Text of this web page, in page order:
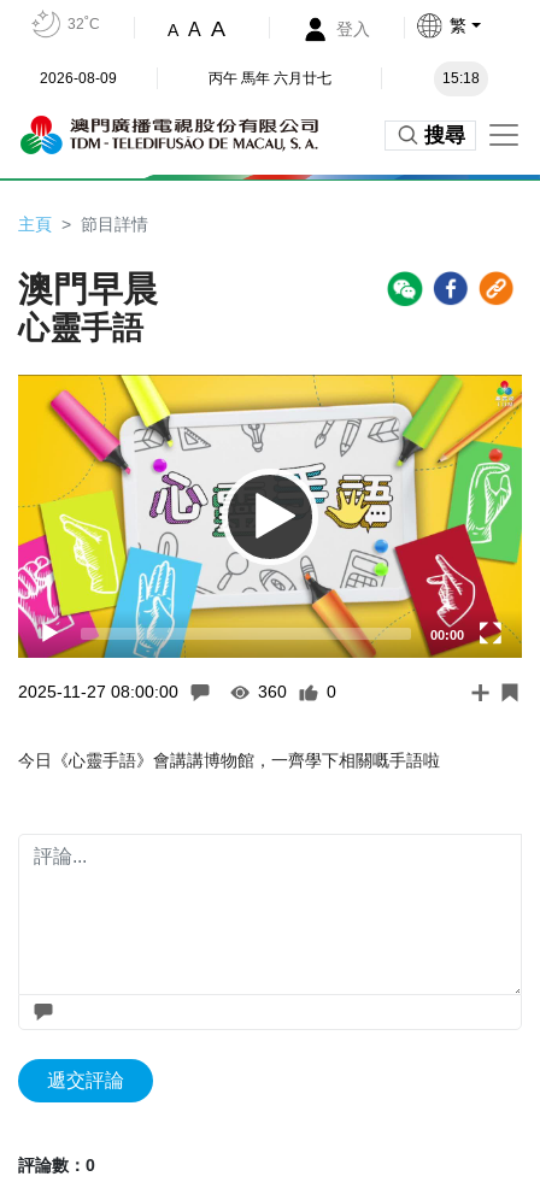
32˚C A A A 登入 繁
2026-08-09 丙午 馬年 六月廿七 15:18
搜尋
主頁 節目詳情
澳門早晨
心靈手語
Video
Player
00:00
2025-11-27 08:00:00 360 0
今日《心靈手語》會講講博物館，一齊學下相關嘅手語啦
遞交評論
評論數：0